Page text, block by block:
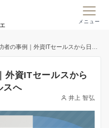
メニュー
｜外資ITセールスから日系ITフィールドセールスへ
外資ITセールスから
スへ
井上 智弘